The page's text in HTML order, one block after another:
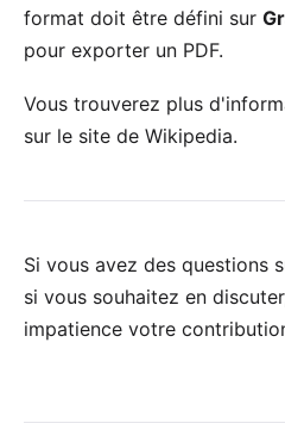
format doit être défini sur
pour exporter un PDF.
Vous trouverez plus
sur le site de Wikipedia.
Si vous avez des questions
si vous souhaitez en
impatience votre